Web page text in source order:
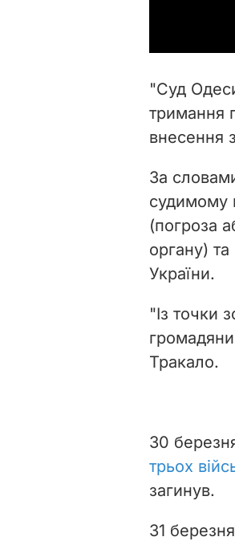
"Суд
тримання
внесення
За
судимому
(погроза
органу)
України.
"Із точки
Тракало.
30
трьох
загинув.
31